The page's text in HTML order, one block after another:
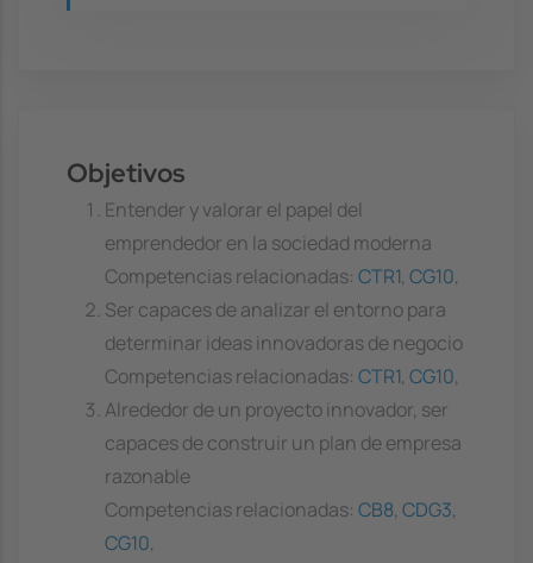
Objetivos
Entender y valorar el papel del
emprendedor en la sociedad moderna
Competencias relacionadas: CTR1, CG10,
Ser capaces de analizar el entorno para
determinar ideas innovadoras de negocio
Competencias relacionadas: CTR1, CG10,
Alrededor de un proyecto innovador, ser
capaces de construir un plan de empresa
razonable
Competencias relacionadas: CB8, CDG3,
CG10,